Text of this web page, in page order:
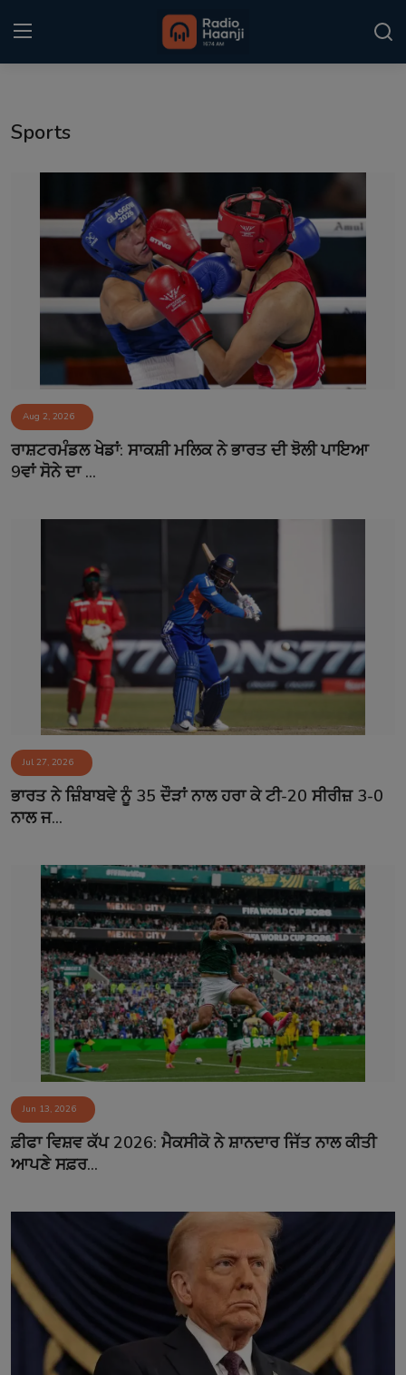
Kitaab Kahani
Gallery
Sponsors
Event
Contact
Sports
Aug 2, 2026
ਰਾਸ਼ਟਰਮੰਡਲ ਖੇਡਾਂ: ਸਾਕਸ਼ੀ ਮਲਿਕ ਨੇ ਭਾਰਤ ਦੀ ਝੋਲੀ ਪਾਇਆ
9ਵਾਂ ਸੋਨੇ ਦਾ ...
Jul 27, 2026
ਭਾਰਤ ਨੇ ਜ਼ਿੰਬਾਬਵੇ ਨੂੰ 35 ਦੌੜਾਂ ਨਾਲ ਹਰਾ ਕੇ ਟੀ-20 ਸੀਰੀਜ਼ 3-0
ਨਾਲ ਜ...
Jun 13, 2026
ਫ਼ੀਫਾ ਵਿਸ਼ਵ ਕੱਪ 2026: ਮੈਕਸੀਕੋ ਨੇ ਸ਼ਾਨਦਾਰ ਜਿੱਤ ਨਾਲ ਕੀਤੀ
ਆਪਣੇ ਸਫ਼ਰ...